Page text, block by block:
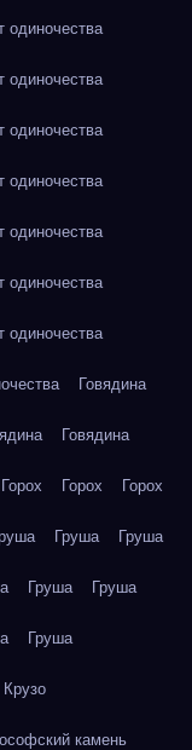
одиночества
одиночества
одиночества
одиночества
одиночества
одиночества
одиночества
Говядина
Говядина
Горох Горох Горох
Груша Груша
Груша Груша
Груша
камень